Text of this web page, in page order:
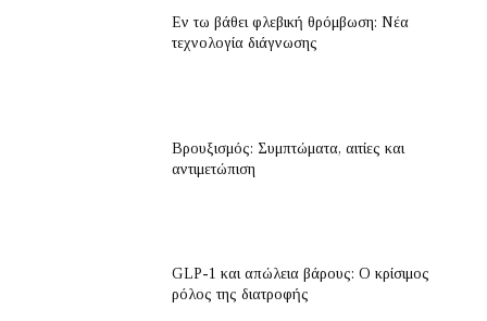
Εν τω βάθει φλεβική θρόμβωση: Νέα
τεχνολογία διάγνωσης
Βρουξισμός: Συμπτώματα, αιτίες και
αντιμετώπιση
GLP-1 και απώλεια βάρους: Ο κρίσιμος
ρόλος της διατροφής